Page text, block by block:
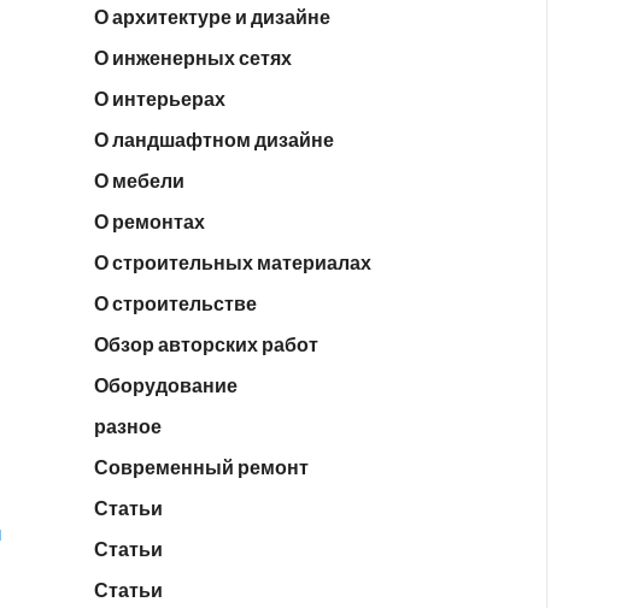
О архитектуре и дизайне
О инженерных сетях
О интерьерах
О ландшафтном дизайне
О мебели
О ремонтах
О строительных материалах
О строительстве
Обзор авторских работ
Оборудование
разное
Современный ремонт
Статьи
Статьи
Статьи